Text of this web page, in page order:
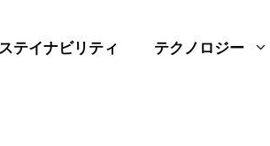
テイナビリティ テクノロジー